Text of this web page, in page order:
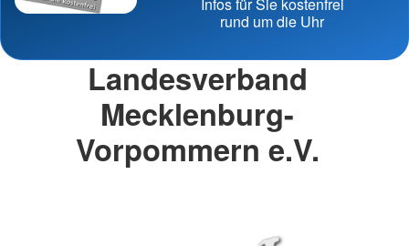
Infos für Sie kostenfrei
rund um die Uhr
Landesverband
Mecklenburg-
Vorpommern e.V.